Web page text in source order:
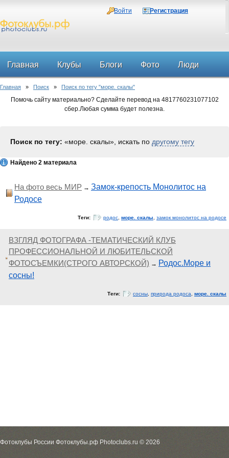
Войти Регистрация
Главная Клубы Блоги Фото Люди
Форум
Главная » Поиск » Поиск по тегу "море. скалы"
Помочь сайту материально? Сделайте перевод на 4817760231077102
сбер.Любая сумма будет полезна.
Поиск по тегу: «море. скалы», искать по другому тегу
Найдено 2 материала
На фото весь МИР → Замок-крепость Монолитос на
Родосе
Теги: родос море. скалы замок монолитос на родосе
ВЗГЛЯД ФОТОГРАФА -ТЕМАТИЧЕСКИЙ КЛУБ
ПРОФЕССИОНАЛЬНОЙ И ЛЮБИТЕЛЬСКОЙ
ФОТОСЪЕМКИ(СТРОГО АВТОРСКОЙ) → Родос.Море и
сосны!
Теги: сосны природа родоса море. скалы
Фотоклубы России Фотоклубы.рф Photoclubs.ru © 2026